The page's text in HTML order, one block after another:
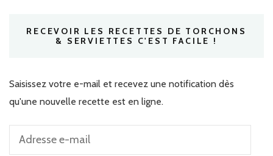
RECEVOIR LES RECETTES DE TORCHONS
& SERVIETTES C'EST FACILE !
Saisissez votre e-mail et recevez une notification dès
qu'une nouvelle recette est en ligne.
Adresse